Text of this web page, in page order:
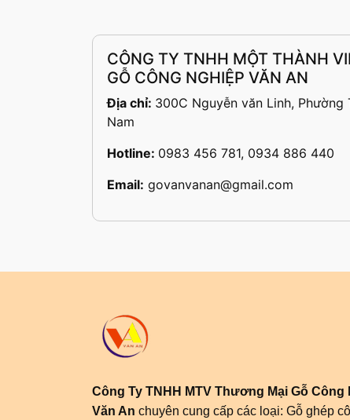
CÔNG TY TNHH MỘT THÀNH
GỖ CÔNG NGHIỆP VĂN AN
Địa chỉ: 300C Nguyễn văn Linh, Phường
Nam
Hotline: 0983 456 781, 0934 886 440
Email: govanvanan@gmail.com
Công Ty TNHH MTV Thương Mại Gỗ Công
Văn An chuyên cung cấp các loại: Gỗ ghép